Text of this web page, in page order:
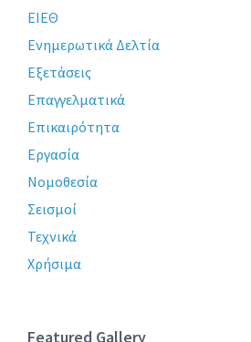
ΕΙΕΘ
Ενημερωτικά Δελτία
Εξετάσεις
Επαγγελματικά
Επικαιρότητα
Εργασία
Νομοθεσία
Σεισμοί
Τεχνικά
Χρήσιμα
Featured Gallery